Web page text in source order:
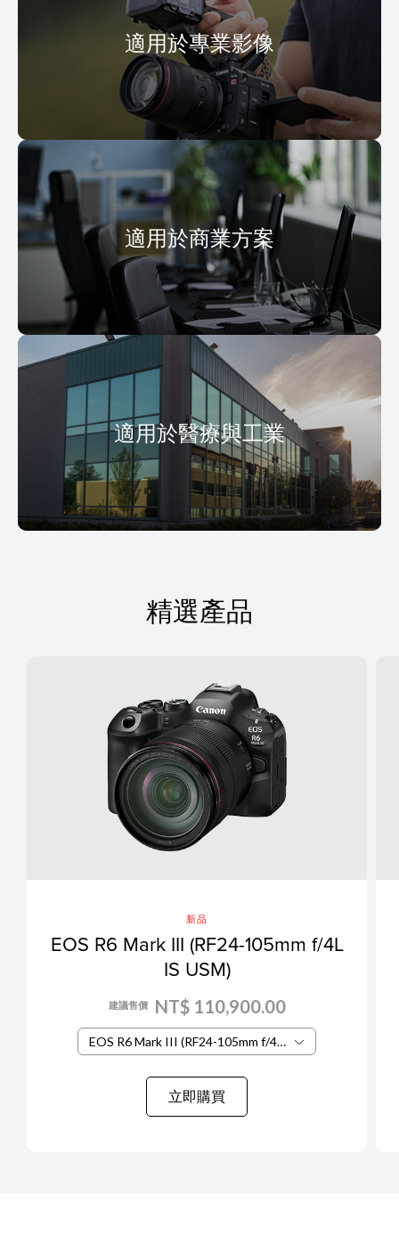
適用於專業影像
適用於商業方案
適用於醫療與工業
精選產品
新品
EOS R6 Mark III (RF24-105mm f/4L
IS USM)
建議售價 NT$ 110,900.00
EOS R6 Mark III (RF24-105mm f/4L IS USM)
立即購買